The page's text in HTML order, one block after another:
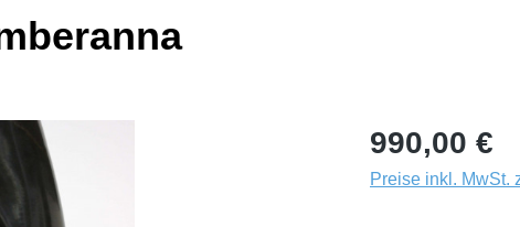
990,00 €
Preise inkl. MwSt.